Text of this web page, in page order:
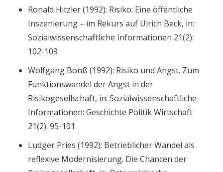
Ronald Hitzler (1992): Risiko: Eine öffentliche
Inszenierung – im Rekurs auf Ulrich Beck, in:
Sozialwissenschaftliche Informationen 21(2):
102-109
Wolfgang Bonß (1992): Risiko und Angst. Zum
Funktionswandel der Angst in der
Risikogesellschaft, in: Sozialwissenschaftliche
Informationen: Geschichte Politik Wirtschaft
21(2): 95-101
Ludger Pries (1992): Betrieblicher Wandel als
reflexive Modernisierung. Die Chancen der